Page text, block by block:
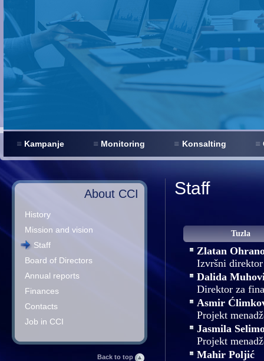
Kampanje Monitoring Konsalting
About CCI
History
Mission and vision
Staff
Board of Directors
Annual reports
Finances
Contacts
Job in CCI
Back to top
Staff
Tuzla
Zlatan
Izvršni direktor
Dalida
Direktor za
Asmir
Projekt
Jasmila
Projekt
Mahir Poljić